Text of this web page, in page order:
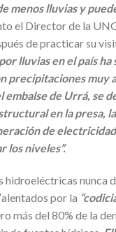
menos lluvias y
el Director de la
de practicar su
lluvias en el país ha
precipitaciones muy
de Urrá, se
en la presa,
de
los niveles”.
hidroeléctricas nunca
alentados por la
más del 80% de la